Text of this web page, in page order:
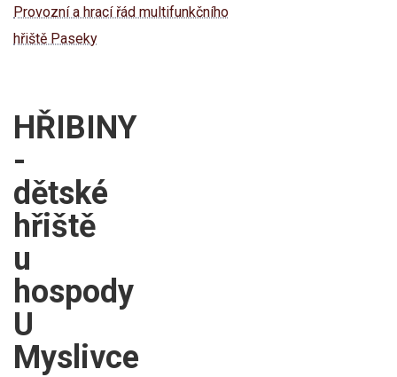
Provozní a hrací řád multifunkčního
hřiště Paseky
HŘIBINY
-
dětské
hřiště
u
hospody
U
Myslivce